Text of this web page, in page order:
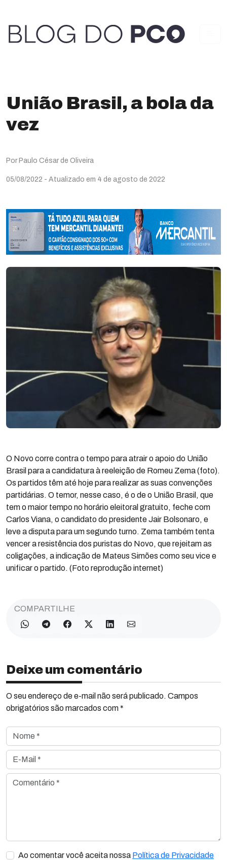
União Brasil, a bola da
vez
Por Paulo César de Oliveira
05/08/2022 - Atualizado em 4 de agosto de 2022
O Novo corre contra o tempo para atrair o apoio do União
Brasil para a candidatura à reeleição de Romeu Zema (foto).
Os partidos têm até hoje para realizar as suas convenções
partidárias. O temor, nesse caso, é o de o União Brasil, que
tem o maior tempo no horário eleitoral gratuito, feche com
Carlos Viana, o candidato do presidente Jair Bolsonaro, e
leve a disputa para um segundo turno. Zema também tenta
vencer a resistência dos puristas do Novo, que rejeitam as
coligações, a indicação de Mateus Simões como seu vice e
unificar o partido. (Foto reprodução internet)
COMPARTILHE
Deixe um comentário
O seu endereço de e-mail não será publicado. Campos
obrigatórios são marcados com *
Nome *
E-Mail *
Comentário *
Ao comentar você aceita nossa Política de Privacidade